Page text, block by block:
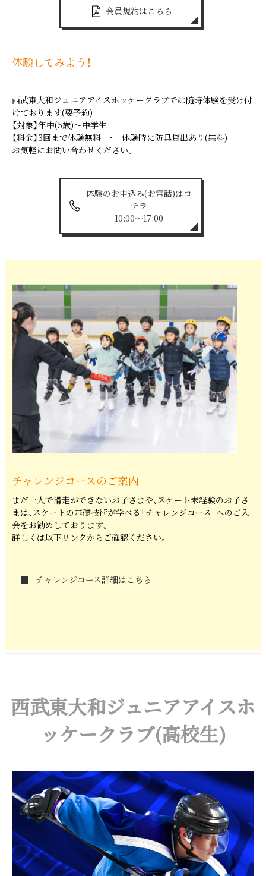
会員規約はこちら
体験してみよう！
西武東大和ジュニアアイスホッケークラブでは随時体験を受け付
けております(要予約)
【対象】年中(5歳)～中学生
【料金】3回まで体験無料 ・ 体験時に防具貸出あり(無料)
お気軽にお問い合わせください。
体験のお申込み(お電話)はコ
チラ
10:00～17:00
チャレンジコースのご案内
まだ一人で滑走ができないお子さまや、スケート未経験のお子さ
まは、スケートの基礎技術が学べる「チャレンジコース」へのご入
会をお勧めしております。
詳しくは以下リンクからご確認ください。
チャレンジコース詳細はこちら
西武東大和ジュニアアイスホ
ッケークラブ(高校生)